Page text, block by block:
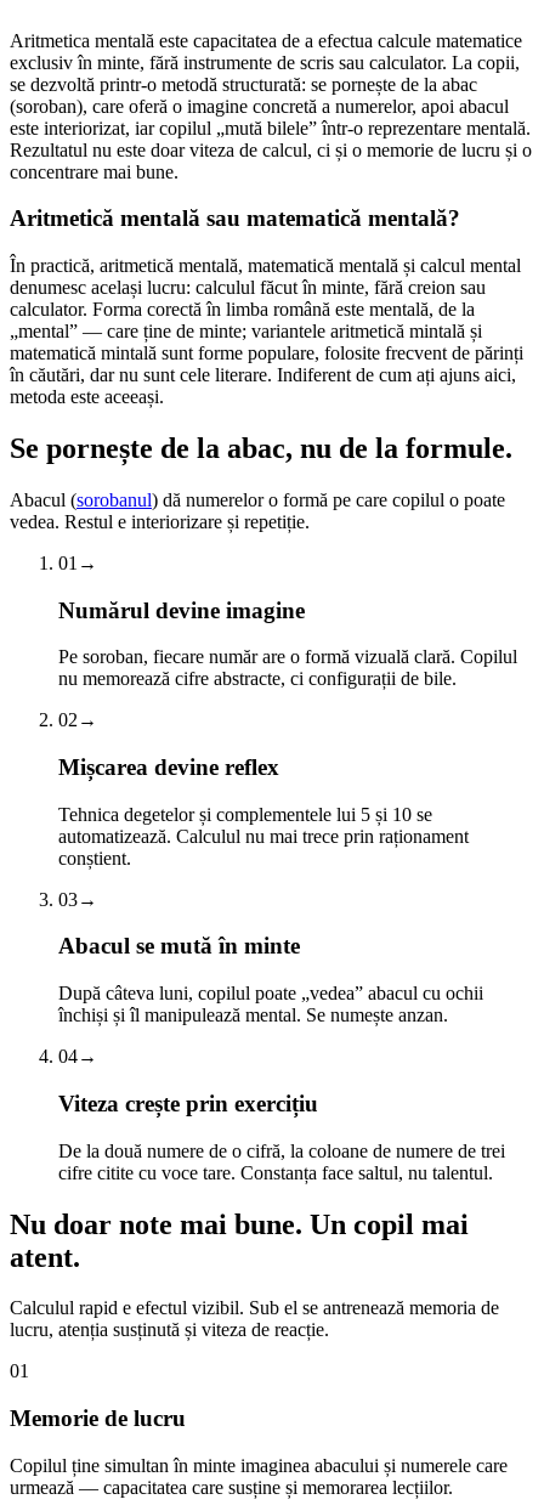
Aritmetica mentală este capacitatea de a efectua calcule matematice
exclusiv în minte, fără instrumente de scris sau calculator. La copii,
se dezvoltă printr-o metodă structurată: se pornește de la abac
(soroban), care oferă o imagine concretă a numerelor, apoi abacul
este interiorizat, iar copilul „mută bilele” într-o reprezentare mentală.
Rezultatul nu este doar viteza de calcul, ci și o memorie de lucru și o
concentrare mai bune.
Aritmetică mentală sau matematică mentală?
În practică, aritmetică mentală, matematică mentală și calcul mental
denumesc același lucru: calculul făcut în minte, fără creion sau
calculator. Forma corectă în limba română este mentală, de la
„mental” — care ține de minte; variantele aritmetică mintală și
matematică mintală sunt forme populare, folosite frecvent de părinți
în căutări, dar nu sunt cele literare. Indiferent de cum ați ajuns aici,
metoda este aceeași.
Se pornește de la abac, nu de la formule.
Abacul (sorobanul) dă numerelor o formă pe care copilul o poate
vedea. Restul e interiorizare și repetiție.
01 →
Numărul devine imagine
Pe soroban, fiecare număr are o formă vizuală clară. Copilul
nu memorează cifre abstracte, ci configurații de bile.
02 →
Mișcarea devine reflex
Tehnica degetelor și complementele lui 5 și 10 se
automatizează. Calculul nu mai trece prin raționament
conștient.
03→
Abacul se mută în minte
După câteva luni, copilul poate „vedea” abacul cu ochii
închiși și îl manipulează mental. Se numește anzan.
04→
Viteza crește prin exercițiu
De la două numere de o cifră, la coloane de numere de trei
cifre citite cu voce tare. Constanța face saltul, nu talentul.
Nu doar note mai bune. Un copil mai
atent.
Calculul rapid e efectul vizibil. Sub el se antrenează memoria de
lucru, atenția susținută și viteza de reacție.
01
Memorie de lucru
Copilul ține simultan în minte imaginea abacului și numerele care
urmează — capacitatea care susține și memorarea lecțiilor.